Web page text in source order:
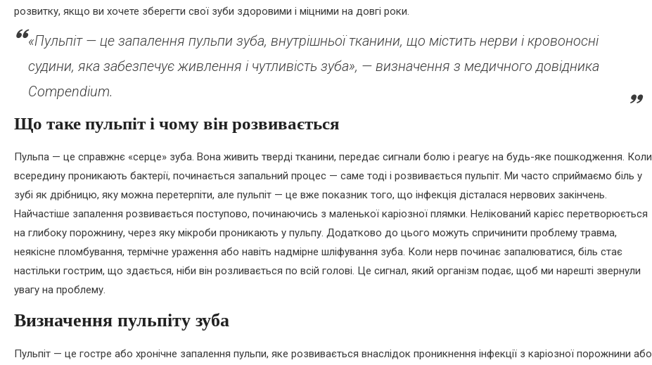
розвитку, якщо ви хочете зберегти свої зуби здоровими і міцними на довгі роки.
«Пульпіт — це запалення пульпи зуба, внутрішньої тканини, що містить нерви і кровоносні
судини, яка забезпечує живлення і чутливість зуба», — визначення з медичного довідника
Compendium.
Що таке пульпіт і чому він розвивається
Пульпа — це справжнє «серце» зуба. Вона живить тверді тканини, передає сигнали болю і реагує на будь-яке пошкодження. Коли
всередину проникають бактерії, починається запальний процес — саме тоді і розвивається пульпіт. Ми часто сприймаємо біль у
зубі як дрібницю, яку можна перетерпіти, але пульпіт — це вже показник того, що інфекція дісталася нервових закінчень.
Найчастіше запалення розвивається поступово, починаючись з маленької каріозної плямки. Нелікований карієс перетворюється
на глибоку порожнину, через яку мікроби проникають у пульпу. Додатково до цього можуть спричинити проблему травма,
неякісне пломбування, термічне ураження або навіть надмірне шліфування зуба. Коли нерв починає запалюватися, біль стає
настільки гострим, що здається, ніби він розливається по всій голові. Це сигнал, який організм подає, щоб ми нарешті звернули
увагу на проблему.
Визначення пульпіту зуба
Пульпіт — це гостре або хронічне запалення пульпи, яке розвивається внаслідок проникнення інфекції з каріозної порожнини або